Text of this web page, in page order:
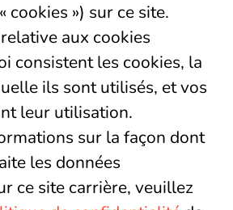
cookies ») sur ce site.
aux cookies
consistent les cookies, la
ils sont utilisés, et vos
leur utilisation.
sur la façon dont
les données
ce site carrière, veuillez